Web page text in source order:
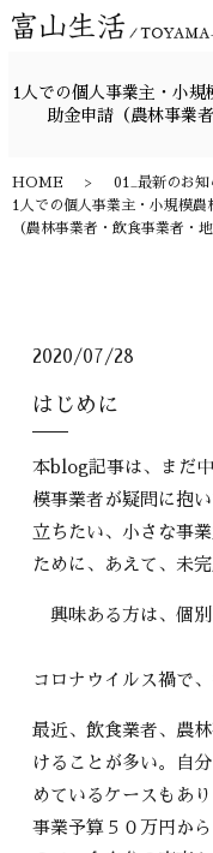
1人での個人事業主・小
助金申請（農林事業
HOME
01_最新のお
1人での個人事業主・小規模
（農林事業者・飲食事業者・
2020/07/28
はじめに
本blog記事は、まだ
模事業者が疑問に抱
立ちたい、小さな事
ために、あえて、未
興味ある方は、個別
コロナウイルス禍で
最近、飲食業者、農
けることが多い。自
めているケースもあ
事業予算５０万円か